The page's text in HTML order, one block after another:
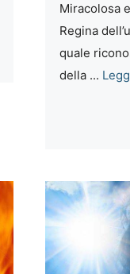
Miracolosa
Regina
quale
della ...